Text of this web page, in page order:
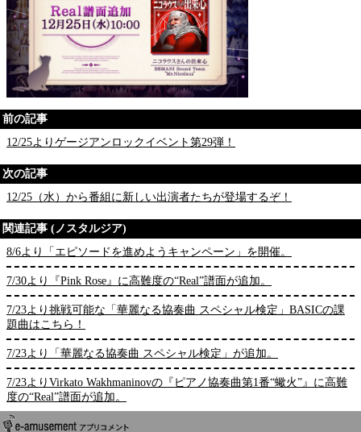
前の記事
12/25よりゲージアンロックイベント第29弾！
次の記事
12/25（水）から番組に新しい出演者たちが登場するぞ！
関連記事 (ノスタルジア)
8/6より「エピソードを進めようキャンペーン」を開催。
7/30より『Pink Rose』に高難度の“Real”譜面が追加。
7/23より挑戦可能な「華麗なる協奏曲 スペシャル検定」BASICの課
題曲はこちら！
7/23より「華麗なる協奏曲 スペシャル検定」が追加。
7/23よりVirkato Wakhmaninovの『ピアノ協奏曲第1番“蠍火”』に高難
度の“Real”譜面が追加。